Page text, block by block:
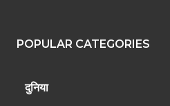
POPULAR CATEGORIES
दुनिया